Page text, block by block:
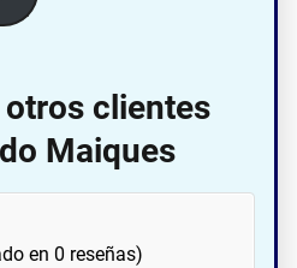
clientes
Maiques
en 0 reseñas)